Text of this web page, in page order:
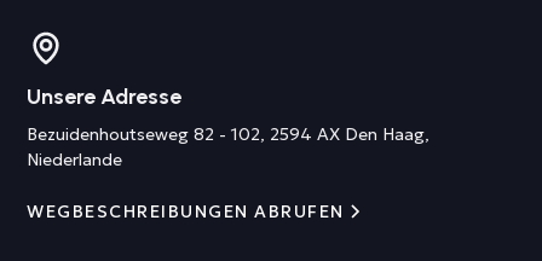
Unsere Adresse
Bezuidenhoutseweg 82 - 102, 2594 AX Den Haag,
Niederlande
WEGBESCHREIBUNGEN ABRUFEN